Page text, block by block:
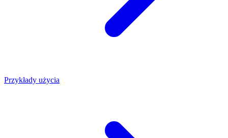
Przykłady użycia